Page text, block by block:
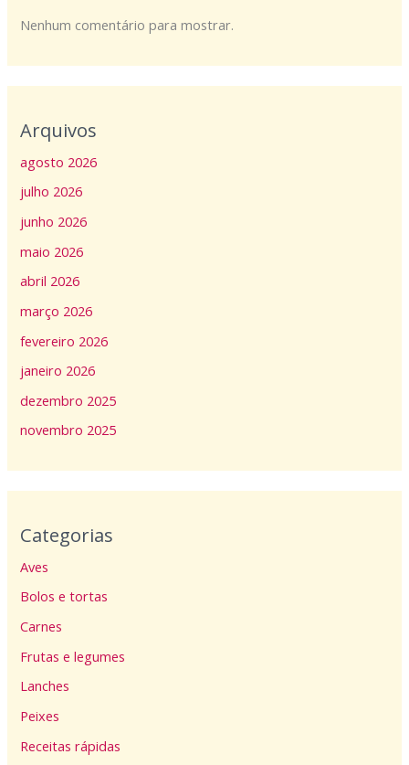
Nenhum comentário para mostrar.
Arquivos
agosto 2026
julho 2026
junho 2026
maio 2026
abril 2026
março 2026
fevereiro 2026
janeiro 2026
dezembro 2025
novembro 2025
Categorias
Aves
Bolos e tortas
Carnes
Frutas e legumes
Lanches
Peixes
Receitas rápidas